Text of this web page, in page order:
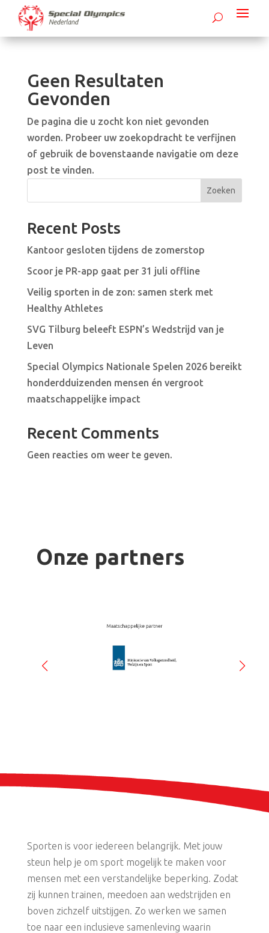
Geen Resultaten
Gevonden
De pagina die u zocht kon niet gevonden
worden. Probeer uw zoekopdracht te verfijnen
of gebruik de bovenstaande navigatie om deze
post te vinden.
Zoeken
Recent Posts
Kantoor gesloten tijdens de zomerstop
Scoor je PR-app gaat per 31 juli offline
Veilig sporten in de zon: samen sterk met
Healthy Athletes
SVG Tilburg beleeft ESPN’s Wedstrijd van je
Leven
Special Olympics Nationale Spelen 2026 bereikt
honderdduizenden mensen én vergroot
maatschappelijke impact
Recent Comments
Geen reacties om weer te geven.
Onze partners
Sporten is voor iedereen belangrijk. Met jouw
steun help je om sport mogelijk te maken voor
mensen met een verstandelijke beperking. Zodat
zij kunnen trainen, meedoen aan wedstrijden en
boven zichzelf uitstijgen. Zo werken we samen
toe naar een inclusieve samenleving waarin